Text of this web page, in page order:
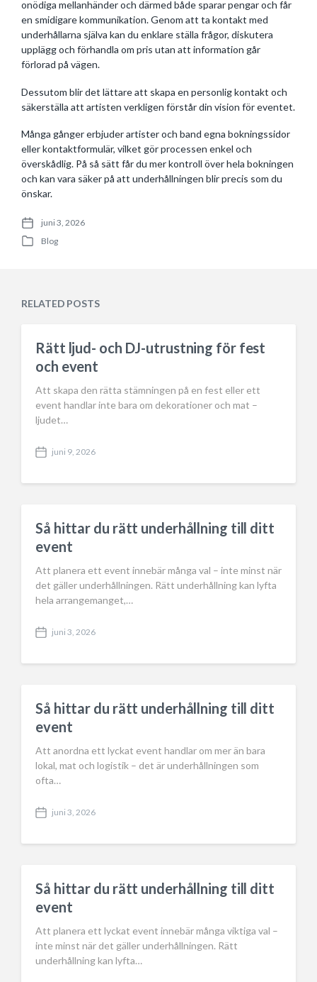
onödiga mellanhänder och därmed både sparar pengar och får
en smidigare kommunikation. Genom att ta kontakt med
underhållarna själva kan du enklare ställa frågor, diskutera
upplägg och förhandla om pris utan att information går
förlorad på vägen.
Dessutom blir det lättare att skapa en personlig kontakt och
säkerställa att artisten verkligen förstår din vision för eventet.
Många gånger erbjuder artister och band egna bokningssidor
eller kontaktformulär, vilket gör processen enkel och
överskådlig. På så sätt får du mer kontroll över hela bokningen
och kan vara säker på att underhållningen blir precis som du
önskar.
P
t
juni 3, 2026
P
d
Blog
RELATED POSTS
Rätt ljud- och DJ-utrustning för fest
och event
Att skapa den rätta stämningen på en fest eller ett
event handlar inte bara om dekorationer och mat –
ljudet…
P
s
a
t
e
juni 9, 2026
Så hittar du rätt underhållning till ditt
event
Att planera ett event innebär många val – inte minst när
det gäller underhållningen. Rätt underhållning kan lyfta
hela arrangemanget,…
P
s
a
t
e
juni 3, 2026
Så hittar du rätt underhållning till ditt
event
Att anordna ett lyckat event handlar om mer än bara
lokal, mat och logistik – det är underhållningen som
ofta…
P
s
a
t
e
juni 3, 2026
Så hittar du rätt underhållning till ditt
event
Att planera ett lyckat event innebär många viktiga val –
inte minst när det gäller underhållningen. Rätt
underhållning kan lyfta…